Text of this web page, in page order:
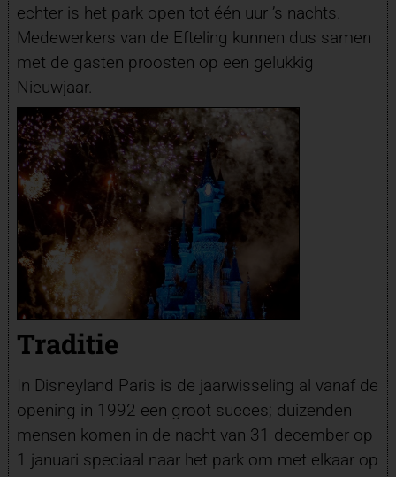
echter is het park open tot één uur ’s nachts.
Medewerkers van de Efteling kunnen dus samen
met de gasten proosten op een gelukkig
Nieuwjaar.
Traditie
In Disneyland Paris is de jaarwisseling al vanaf de
opening in 1992 een groot succes; duizenden
mensen komen in de nacht van 31 december op
1 januari speciaal naar het park om met elkaar op